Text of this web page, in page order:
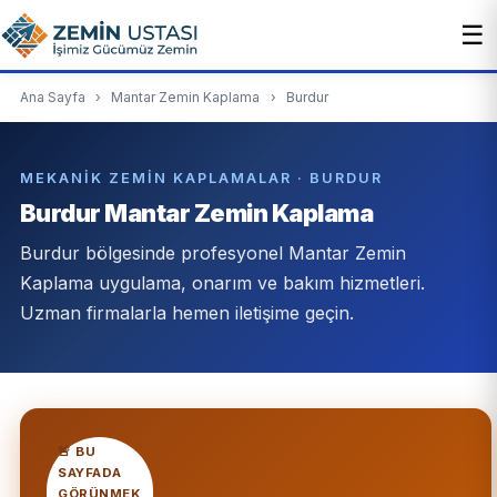
☰
Ana Sayfa › Mantar Zemin Kaplama › Burdur
MEKANIK ZEMIN KAPLAMALAR · BURDUR
Burdur Mantar Zemin Kaplama
Burdur bölgesinde profesyonel Mantar Zemin
Kaplama uygulama, onarım ve bakım hizmetleri.
Uzman firmalarla hemen iletişime geçin.
🚨 BU
SAYFADA
GÖRÜNMEK